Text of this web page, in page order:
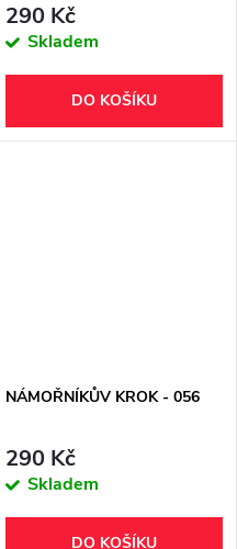
290 Kč
Skladem
DO KOŠÍKU
NÁMOŘNÍKŮV KROK - 056
290 Kč
Skladem
DO KOŠÍKU